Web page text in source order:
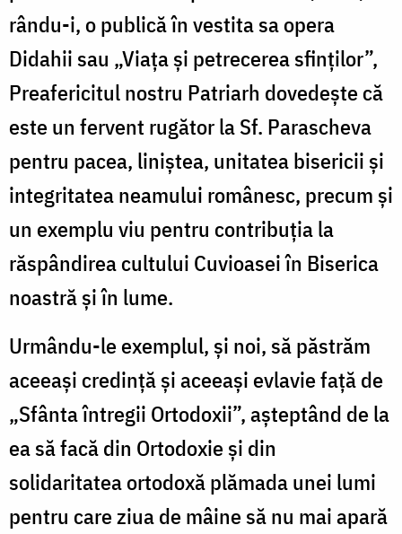
rându-i, o publică în vestita sa opera
Didahii sau „Viața și petrecerea sfinților”,
Preafericitul nostru Patriarh dovedește că
este un fervent rugător la Sf. Parascheva
pentru pacea, liniștea, unitatea bisericii și
integritatea neamului românesc, precum și
un exemplu viu pentru contribuția la
răspândirea cultului Cuvioasei în Biserica
noastră și în lume.
Urmându-le exemplul, și noi, să păstrăm
aceeași credință şi aceeași evlavie faţă de
„Sfânta întregii Ortodoxii”, așteptând de la
ea să facă din Ortodoxie şi din
solidaritatea ortodoxă plămada unei lumi
pentru care ziua de mâine să nu mai apară